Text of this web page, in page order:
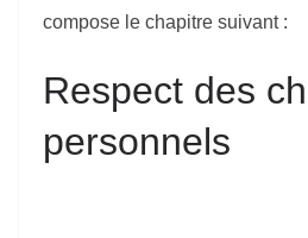
compose le chapitre suivant:
Respect des
personnels